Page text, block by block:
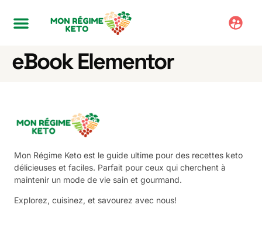
eBook Elementor
Mon Régime Keto est le guide ultime pour des recettes keto
délicieuses et faciles. Parfait pour ceux qui cherchent à
maintenir un mode de vie sain et gourmand.
Explorez, cuisinez, et savourez avec nous!